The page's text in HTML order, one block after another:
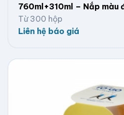
760ml+310ml – Nắp màu
Từ 300 hộp
Liên hệ báo giá